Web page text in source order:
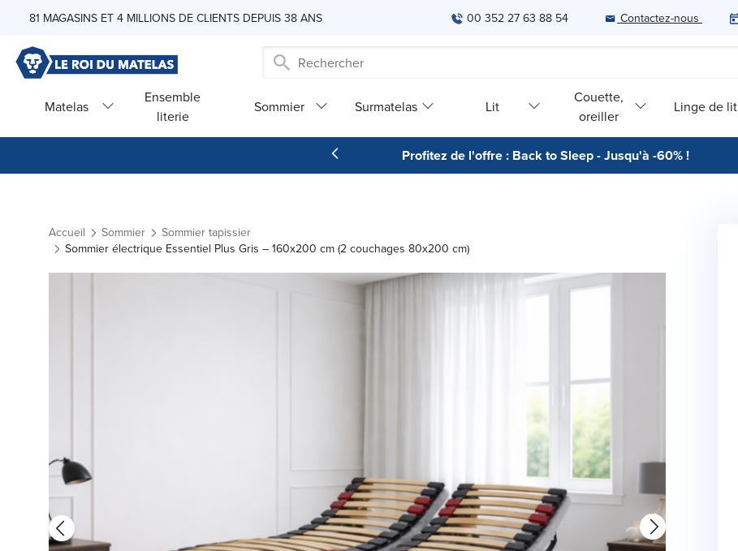
81 MAGASINS ET 4 MILLIONS DE CLIENTS DEPUIS 38 ANS 00 352 27 63 88 54 Contactez-nous
Matelas
Ensemble
literie
Sommier Surmatelas Lit
Couette,
oreiller
Linge de lit
Profitez de l'offre : Back to Sleep - Jusqu'à -60% !
Accueil Sommier
Sommier tapissier
Sommier électrique Essentiel Plus Gris – 160x200 cm (2 couchages 80x200 cm)